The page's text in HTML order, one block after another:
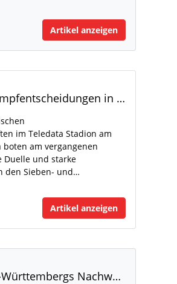
Artikel anzeigen
Spannende Mehrkampfentscheidungen in Weingarten
im Teledata Stadion am
am vergangenen
Duelle und starke
den Sieben- und…
Artikel anzeigen
Eugene ruft: Baden-Württembergs Nachwuchs greift nach der Weltspitze